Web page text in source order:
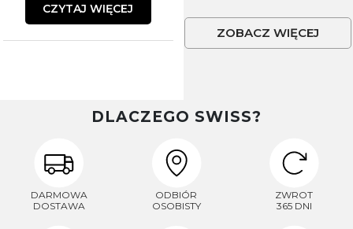
CZYTAJ WIĘCEJ
ZOBACZ WIĘCEJ
DLACZEGO SWISS?
DARMOWA
DOSTAWA
ODBIÓR
OSOBISTY
ZWROT
365 DNI